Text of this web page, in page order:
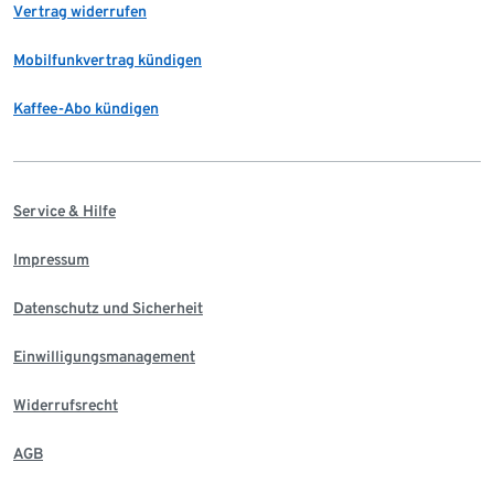
Vertrag widerrufen
Mobilfunkvertrag kündigen
Kaffee-Abo kündigen
Service & Hilfe
Impressum
Datenschutz und Sicherheit
Einwilligungsmanagement
Widerrufsrecht
AGB